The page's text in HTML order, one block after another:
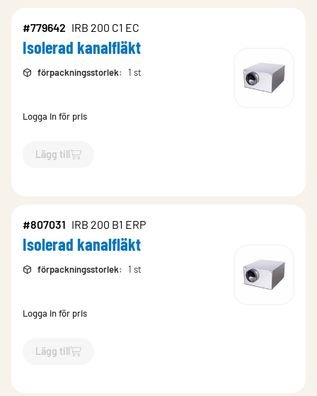
#779642 IRB 200 C1 EC
Isolerad kanalfläkt
förpackningsstorlek: 1 st
Logga in för pris
Lägg till
`$Lägg till
#807031 IRB 200 B1 ERP
Isolerad kanalfläkt
förpackningsstorlek: 1 st
Logga in för pris
Lägg till
`$Lägg till